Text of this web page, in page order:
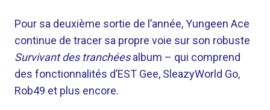
Pour sa deuxième sortie de l’année, Yungeen Ace
continue de tracer sa propre voie sur son robuste
Survivant des tranchéesalbum – qui comprend
des fonctionnalités d’EST Gee, SleazyWorld Go,
Rob49 et plus encore.